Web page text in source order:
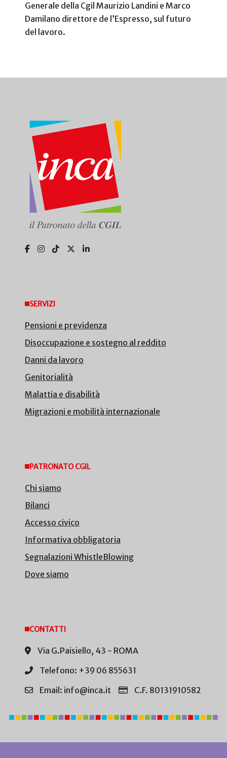
Generale della Cgil Maurizio Landini e Marco
Damilano direttore de l’Espresso, sul futuro
del lavoro.
SERVIZI
Pensioni e previdenza
Disoccupazione e sostegno al reddito
Danni da lavoro
Genitorialità
Malattia e disabilità
Migrazioni e mobilità internazionale
PATRONATO CGIL
Chi siamo
Bilanci
Accesso civico
Informativa obbligatoria
Segnalazioni WhistleBlowing
Dove siamo
CONTATTI
Via G.Paisiello, 43 - ROMA
Telefono: +39 06 855631
Email: info@inca.it
C.F. 80131910582